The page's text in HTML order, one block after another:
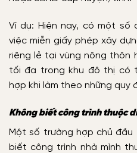
Ví dụ: Hiện nay, có một số
việc miễn giấy phép xây
riêng lẻ tại vùng nông thôn
tối đa trong khu đô thị có
hợp khi làm theo những quy
Không biết công trình thuộc
Một số trường hợp chủ
biết công trình nhà mình